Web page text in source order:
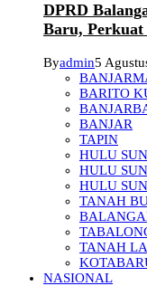
DPRD
Baru, Perkuat
Byadmin5
BARITO
BANJAR
TAPIN
HULU
HULU
HULU
TANAH
TANAH
NASIONAL